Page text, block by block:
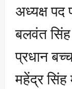
अध्यक्ष
बलवंत सिंह
प्रधान
महेंद्र सिंह